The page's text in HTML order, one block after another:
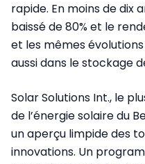
rapide. En moins de dix
baissé de 80% et le
et les mêmes
aussi dans le stockage
Solar Solutions Int., le
de l’énergie solaire du
un aperçu limpide des
innovations. Un